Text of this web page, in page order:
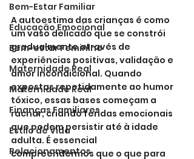
Bem-Estar Familiar
Educação Emocional
Bem-estar Feminino
Maternidade Real
Maternidade Real
Finanças Familiares
Estilo de Vida
Relacionamentos
A autoestima das crianças é como
um vaso delicado que se constrói
gradualmente através de
experiências positivas, validação e
amor incondicional. Quando
expostas repetidamente ao humor
tóxico, essas bases começam a
rachar, criando feridas emocionais
que podem persistir até à idade
adulta. É essencial
compreendermos que o que para